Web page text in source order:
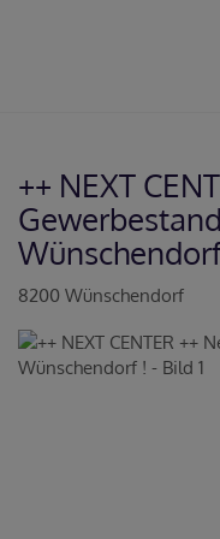
++ NEXT
8200 Wünschendorf